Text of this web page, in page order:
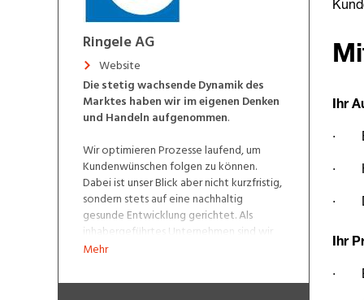
Ringele AG
Website
Die stetig wachsende Dynamik des
Marktes haben wir im eigenen Denken
und Handeln aufgenommen.
Wir optimieren Prozesse laufend, um
Kundenwünschen folgen zu können.
Dabei ist unser Blick aber nicht kurzfristig,
sondern stets auf eine nachhaltig
gesunde Entwicklung gerichtet. Als
inhabergeführtes Unternehmen sind wir
überzeugt, dass dies in unserer
notwendig ist. Wollen Sie mehr erfahren?
Mehr